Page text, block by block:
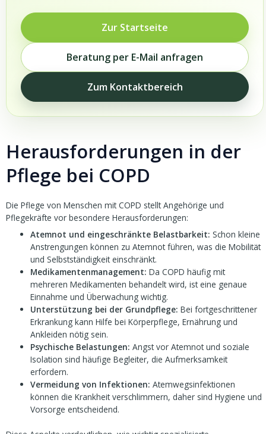
Zur Startseite
Beratung per E-Mail anfragen
Zum Kontaktbereich
Herausforderungen in der
Pflege bei COPD
Die Pflege von Menschen mit COPD stellt Angehörige und
Pflegekräfte vor besondere Herausforderungen:
Atemnot und eingeschränkte Belastbarkeit: Schon kleine
Anstrengungen können zu Atemnot führen, was die Mobilität
und Selbstständigkeit einschränkt.
Medikamentenmanagement: Da COPD häufig mit
mehreren Medikamenten behandelt wird, ist eine genaue
Einnahme und Überwachung wichtig.
Unterstützung bei der Grundpflege: Bei fortgeschrittener
Erkrankung kann Hilfe bei Körperpflege, Ernährung und
Ankleiden nötig sein.
Psychische Belastungen: Angst vor Atemnot und soziale
Isolation sind häufige Begleiter, die Aufmerksamkeit
erfordern.
Vermeidung von Infektionen: Atemwegsinfektionen
können die Krankheit verschlimmern, daher sind Hygiene und
Vorsorge entscheidend.